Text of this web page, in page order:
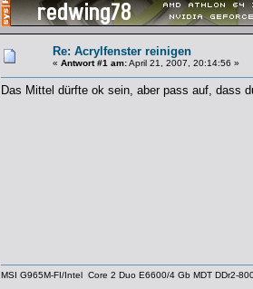
Re: Acrylfenster reinigen
« Antwort #1 am:April 21, 2007, 20:14:56 »
Das Mittel dürfte ok sein, aber pass auf, dass
MSI G965M-FI/Intel Core 2 Duo E6600/4 Gb MDT DDr2-